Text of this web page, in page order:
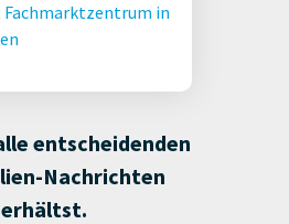
Fachmarktzentrum in
entscheidenden
Nachrichten
erhältst.